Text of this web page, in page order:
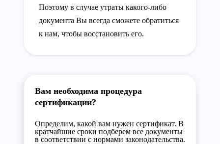
Поэтому в случае утраты какого-либо
документа Вы всегда сможете обратиться
к нам, чтобы восстановить его.
Вам необходима процедура
сертификации?
Определим, какой вам нужен сертификат. В
кратчайшие сроки подберем все документы
в соответствии с нормами законодательства.